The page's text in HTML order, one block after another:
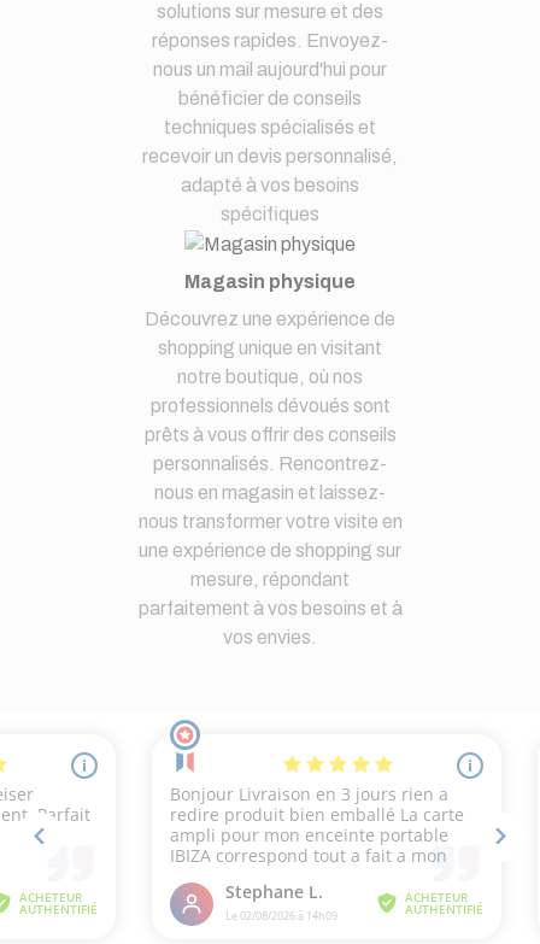
solutions sur mesure et des
réponses rapides. Envoyez-
nous un mail aujourd'hui pour
bénéficier de conseils
techniques spécialisés et
recevoir un devis personnalisé,
adapté à vos besoins
spécifiques
Magasin physique
Découvrez une expérience de
shopping unique en visitant
notre boutique, où nos
professionnels dévoués sont
prêts à vous offrir des conseils
personnalisés. Rencontrez-
nous en magasin et laissez-
nous transformer votre visite en
une expérience de shopping sur
mesure, répondant
parfaitement à vos besoins et à
vos envies.